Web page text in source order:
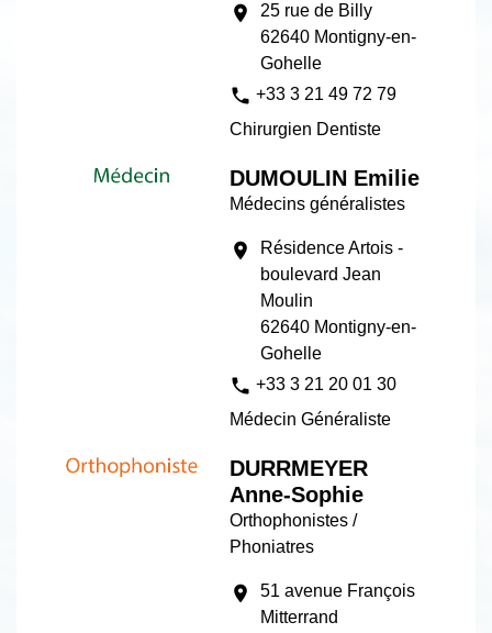
location_on
25 rue de Billy
62640 Montigny-en-
Gohelle
phone +33 3 21 49 72 79
Chirurgien Dentiste
DUMOULIN Emilie
Médecins généralistes
location_on
Résidence Artois -
boulevard Jean
Moulin
62640 Montigny-en-
Gohelle
phone +33 3 21 20 01 30
Médecin Généraliste
DURRMEYER
Anne-Sophie
Orthophonistes /
Phoniatres
location_on
51 avenue François
Mitterrand